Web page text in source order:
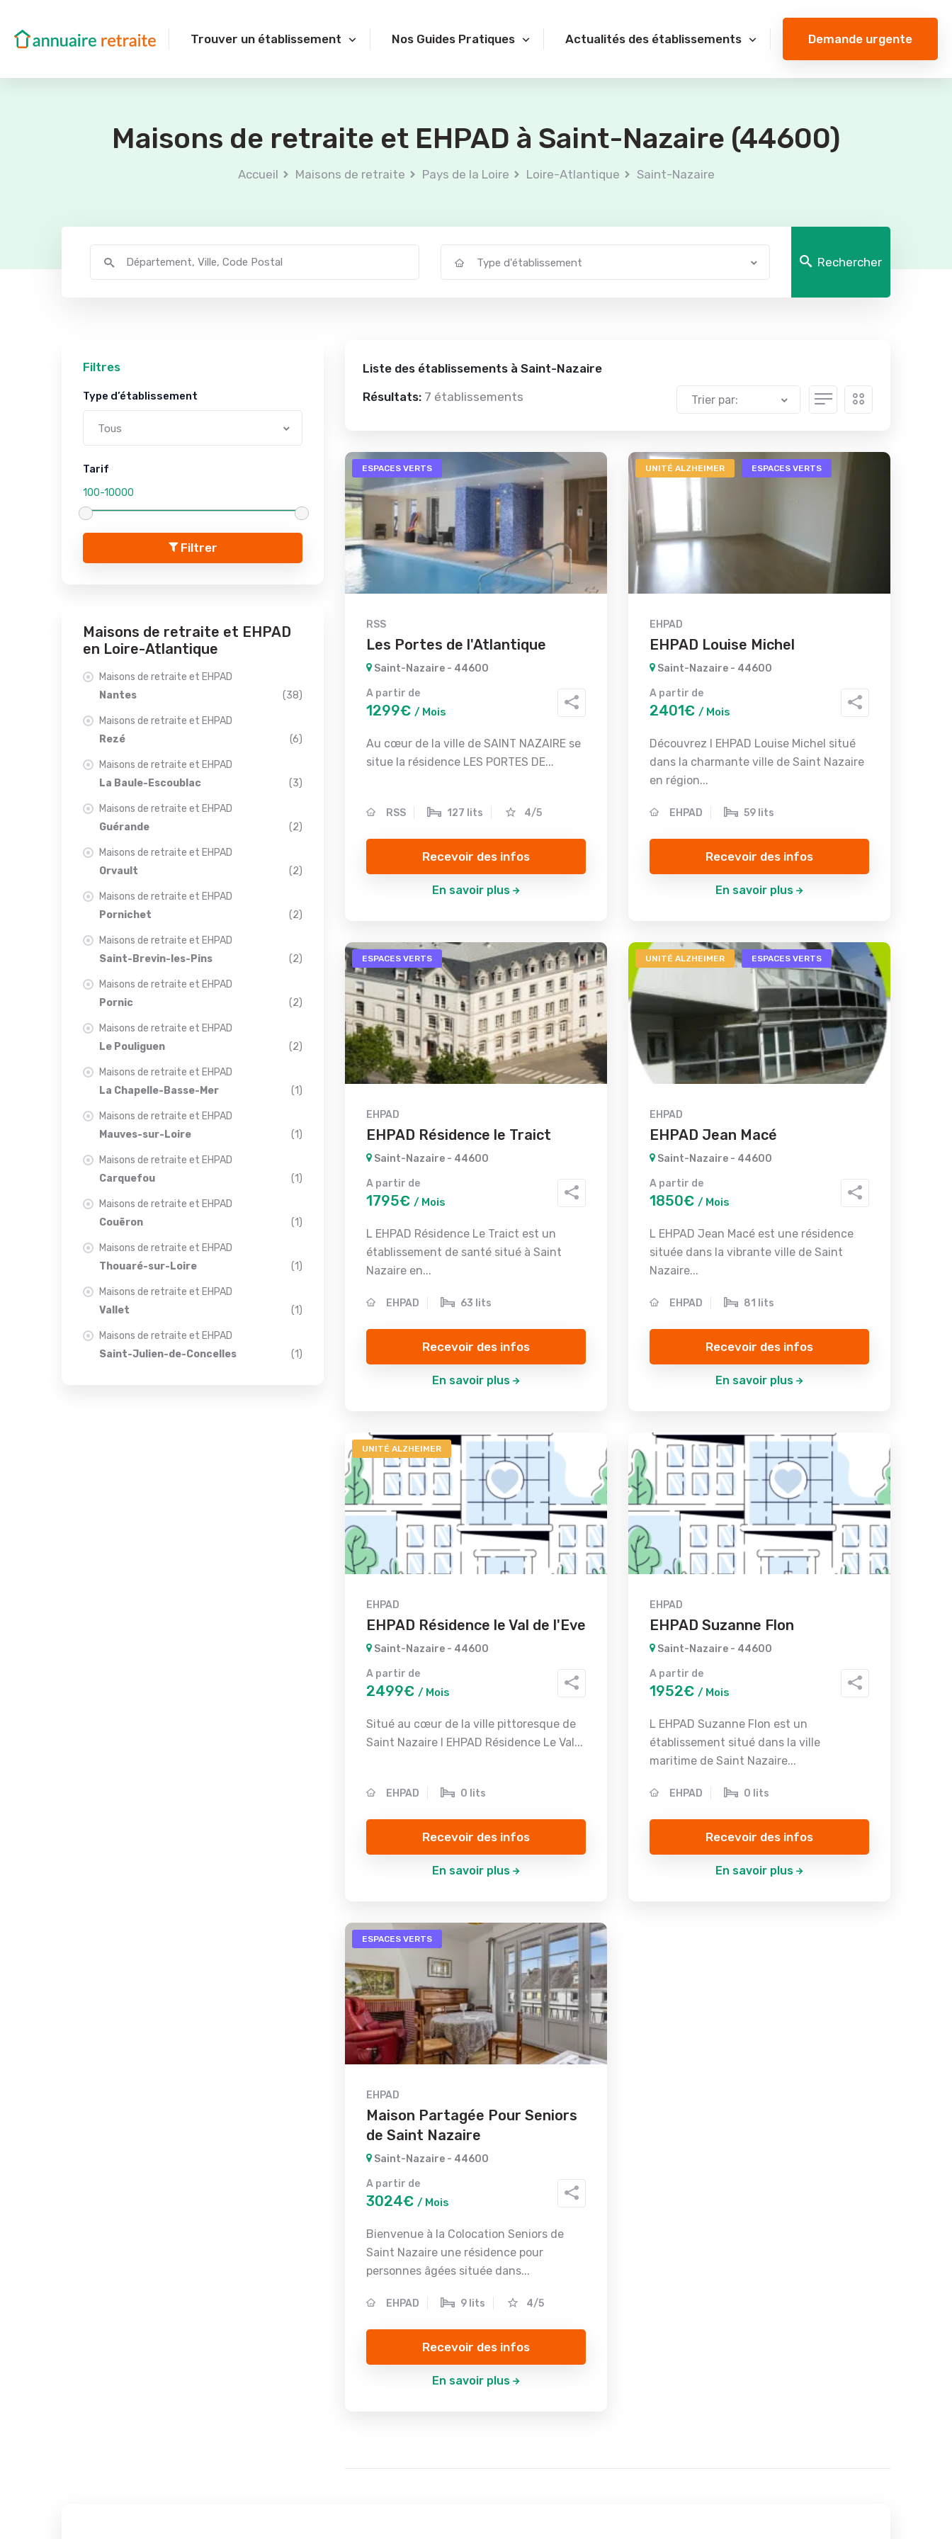
Trouver un établissement Nos Guides Pratiques Actualités des établissements Demande urgente
Maisons de retraite et EHPAD à Saint-Nazaire (44600)
Accueil Maisons de retraite Pays de la Loire Loire-Atlantique Saint-Nazaire
Type d'établissement Rechercher
Liste des établissements à Saint-Nazaire
Résultats: 7 établissements Trier par:
ESPACES VERTS
RSS
Les Portes de l'Atlantique
Saint-Nazaire - 44600
A partir de
1299€ / Mois
Au cœur de la ville de SAINT NAZAIRE se
situe la résidence LES PORTES DE...
RSS 127 lits 4/5
Recevoir des infos
En savoir plus
UNITÉ ALZHEIMER ESPACES VERTS
EHPAD
EHPAD Louise Michel
Saint-Nazaire - 44600
A partir de
2401€ / Mois
Découvrez l EHPAD Louise Michel situé
dans la charmante ville de Saint Nazaire
en région...
EHPAD 59 lits
Recevoir des infos
En savoir plus
ESPACES VERTS
EHPAD
EHPAD Résidence le Traict
Saint-Nazaire - 44600
A partir de
1795€ / Mois
L EHPAD Résidence Le Traict est un
établissement de santé situé à Saint
Nazaire en...
EHPAD 63 lits
Recevoir des infos
En savoir plus
UNITÉ ALZHEIMER ESPACES VERTS
EHPAD
EHPAD Jean Macé
Saint-Nazaire - 44600
A partir de
1850€ / Mois
L EHPAD Jean Macé est une résidence
située dans la vibrante ville de Saint
Nazaire...
EHPAD 81 lits
Recevoir des infos
En savoir plus
UNITÉ ALZHEIMER
EHPAD
EHPAD Résidence le Val de l'Eve
Saint-Nazaire - 44600
A partir de
2499€ / Mois
Situé au cœur de la ville pittoresque de
Saint Nazaire l EHPAD Résidence Le Val...
EHPAD 0 lits
Recevoir des infos
En savoir plus
EHPAD
EHPAD Suzanne Flon
Saint-Nazaire - 44600
A partir de
1952€ / Mois
L EHPAD Suzanne Flon est un
établissement situé dans la ville
maritime de Saint Nazaire...
EHPAD 0 lits
Recevoir des infos
En savoir plus
ESPACES VERTS
EHPAD
Maison Partagée Pour Seniors
de Saint Nazaire
Saint-Nazaire - 44600
A partir de
3024€ / Mois
Bienvenue à la Colocation Seniors de
Saint Nazaire une résidence pour
personnes âgées située dans...
EHPAD 9 lits 4/5
Recevoir des infos
En savoir plus
Filtres
Type d’établissement
Tous
Tarif
Filtrer
Maisons de retraite et EHPAD
en Loire-Atlantique
Maisons de retraite et EHPAD
Nantes
(38)
Maisons de retraite et EHPAD
Rezé
(6)
Maisons de retraite et EHPAD
La Baule-Escoublac
(3)
Maisons de retraite et EHPAD
Guérande
(2)
Maisons de retraite et EHPAD
Orvault
(2)
Maisons de retraite et EHPAD
Pornichet
(2)
Maisons de retraite et EHPAD
Saint-Brevin-les-Pins
(2)
Maisons de retraite et EHPAD
Pornic
(2)
Maisons de retraite et EHPAD
Le Pouliguen
(2)
Maisons de retraite et EHPAD
La Chapelle-Basse-Mer
(1)
Maisons de retraite et EHPAD
Mauves-sur-Loire
(1)
Maisons de retraite et EHPAD
Carquefou
(1)
Maisons de retraite et EHPAD
Couëron
(1)
Maisons de retraite et EHPAD
Thouaré-sur-Loire
(1)
Maisons de retraite et EHPAD
Vallet
(1)
Maisons de retraite et EHPAD
Saint-Julien-de-Concelles
(1)